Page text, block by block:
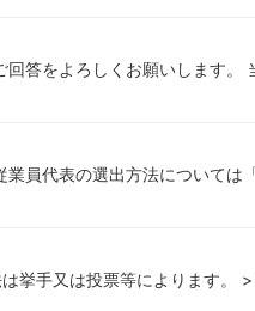
答をよろしくお願いします。
員代表の選出方法については
挙手又は投票等によります。